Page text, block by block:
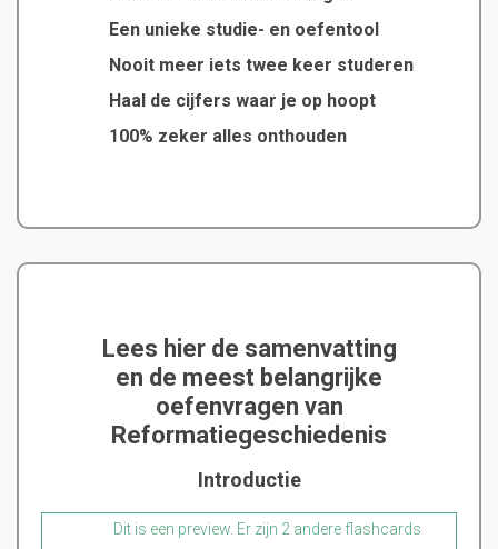
Een unieke studie- en oefentool
Nooit meer iets twee keer studeren
Haal de cijfers waar je op hoopt
100% zeker alles onthouden
Lees hier de samenvatting
en de meest belangrijke
oefenvragen van
Reformatiegeschiedenis
Introductie
Dit is een preview. Er zijn 2 andere flashcards